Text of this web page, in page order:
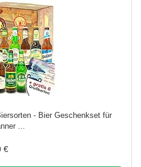
- Bier Geschenkset für
...
€